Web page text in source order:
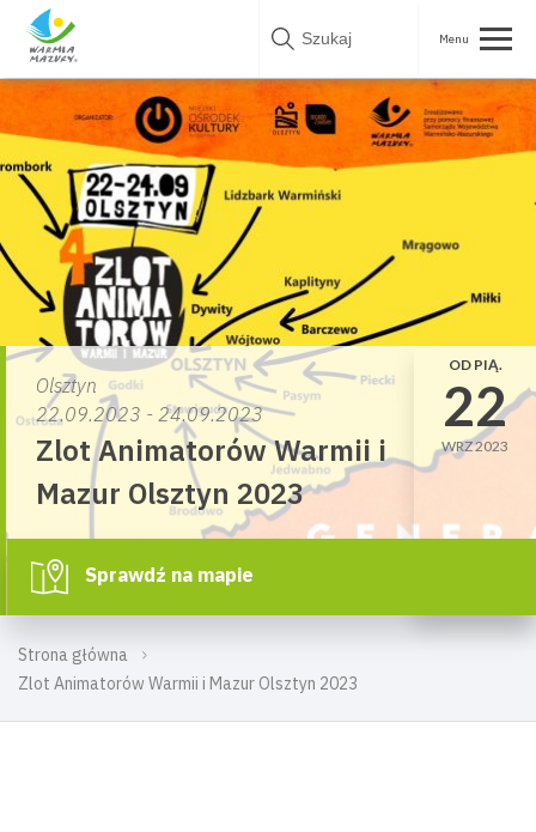
Skip
Strona główna
Zlot Animatorów Warmii i Mazur Olsztyn 2023
Olsztyn
22.09.2023 - 24.09.2023
Zlot Animatorów Warmii i
Mazur Olsztyn 2023
OD PIĄ.
22
WRZ 2023
Sprawdź na mapie